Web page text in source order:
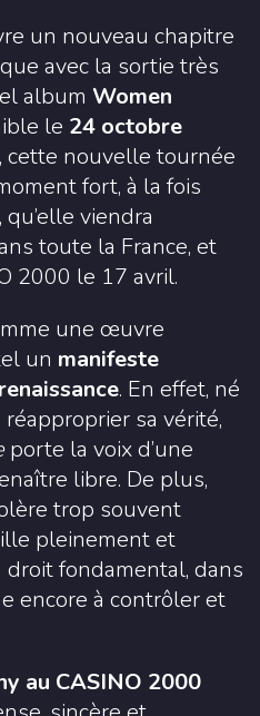
un nouveau chapitre
avec la sortie très
album Women
le 24 octobre
cette nouvelle tournée
fort, à la fois
viendra
toute la France, et
2000 le 17 avril.
une œuvre
un manifeste
. En effet, né
sa vérité,
porte la voix d’une
libre. De plus,
trop souvent
pleinement et
fondamental, dans
encore à contrôler et
au CASINO 2000